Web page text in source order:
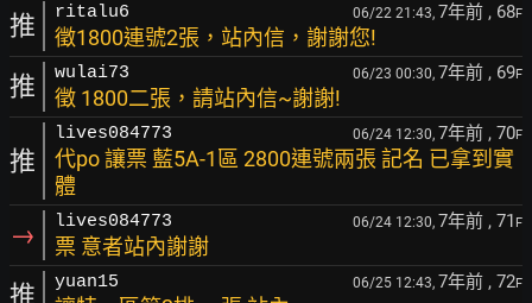
推 ritalu6 06/22 21:43, 7年前 , 68F
徵1800連號2張，站內信，謝謝您!
推 wulai73 06/23 00:30, 7年前 , 69F
徵 1800二張，請站內信~謝謝!
推
lives084773 06/24 12:30, 7年前 , 70F
代po 讓票 藍5A-1區 2800連號兩張 記名 已拿到實
體
→ lives084773 06/24 12:30, 7年前 , 71 F
票 意者站內謝謝
推 yuan15 06/25 12:43, 7年前 , 72F